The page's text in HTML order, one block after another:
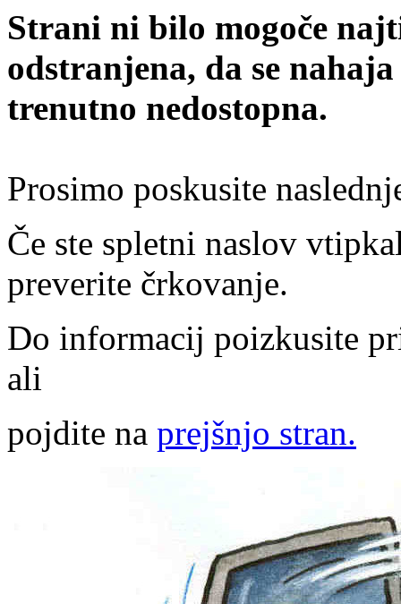
Strani ni bilo mogoče
odstranjena, da se
trenutno nedostopna.
Prosimo poskusite
Če ste spletni naslov
preverite črkovanje.
Do informacij poizkusite
ali
pojdite na prejšnjo stran.